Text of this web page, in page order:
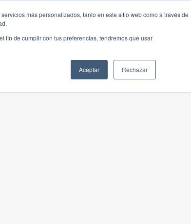
más personalizados, tanto en este sitio web como a través de
fin de cumplir con tus preferencias, tendremos que usar
Aceptar Rechazar